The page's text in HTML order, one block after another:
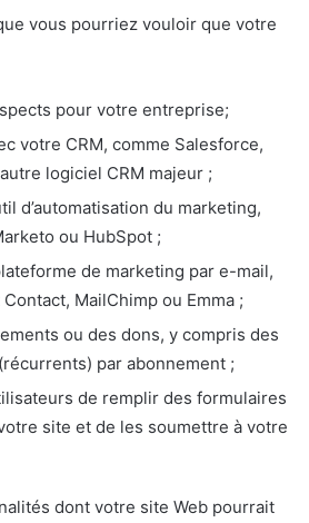
vous pourriez vouloir que votre
pour votre entreprise;
votre CRM, comme Salesforce,
logiciel CRM majeur ;
d’automatisation du marketing,
ou HubSpot ;
de marketing par e-mail,
MailChimp ou Emma ;
ou des dons, y compris des
par abonnement ;
de remplir des formulaires
site et de les soumettre à votre
dont votre site Web pourrait